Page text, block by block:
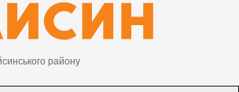
району